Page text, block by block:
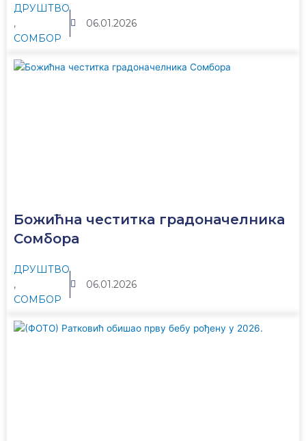
ДРУШТВО
,
СОМБОР
06.01.2026
Божићна честитка градоначелника
Сомбора
ДРУШТВО
,
СОМБОР
06.01.2026